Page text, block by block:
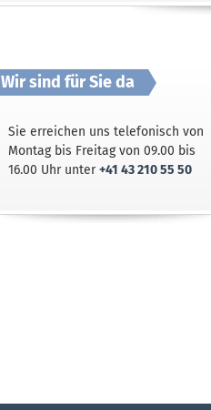
Wir sind für Sie da
Sie erreichen uns telefonisch von
Montag bis Freitag von 09.00 bis
16.00 Uhr unter+41 43 210 55 50